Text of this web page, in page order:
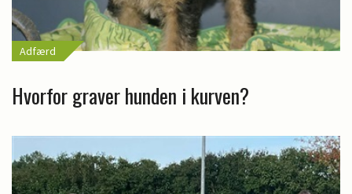
Adfærd
Hvorfor graver hunden i kurven?